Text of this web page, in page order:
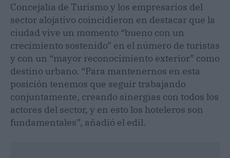
Concejalía de Turismo y los empresarios del
sector alojativo coincidieron en destacar que la
ciudad vive un momento “bueno con un
crecimiento sostenido” en el número de turistas
y con un “mayor reconocimiento exterior” como
destino urbano. “Para mantenernos en esta
posición tenemos que seguir trabajando
conjuntamente, creando sinergias con todos los
actores del sector, y en esto los hoteleros son
fundamentales”, añadió el edil.